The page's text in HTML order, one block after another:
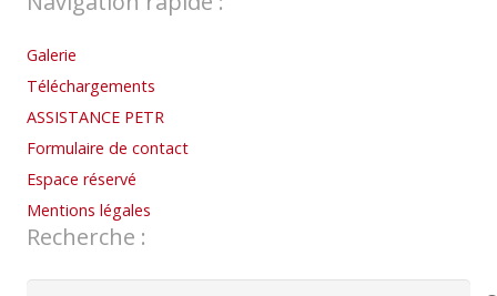
Galerie
Téléchargements
ASSISTANCE PETR
Formulaire de contact
Espace réservé
Mentions légales
Recherche :